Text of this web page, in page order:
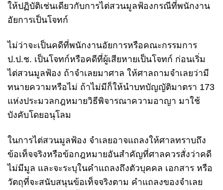
ให้ปฏิบัติเช่นเดียวกับการไต่สวนมูลฟ้องกรณีที่พนักงาน
อัยการเป็นโจทก์
ไม่ว่าจะเป็นคดีที่พนักงานอัยการหรือคณะกรรมการ
ป.ป.ช. เป็นโจทก์หรือคดีที่ผู้เสียหายเป็นโจทก์ ก่อนเริ่ม
ไต่สวนมูลฟ้อง ถ้าจำเลยมาศาล ให้ศาลถามจำเลยว่ามี
ทนายความหรือไม่ ถ้าไม่มีก็ให้นำบทบัญญัติมาตรา 173
แห่งประมวลกฎหมายวิธีพิจารณาความอาญา มาใช้
บังคับโดยอนุโลม
ในการไต่สวนมูลฟ้อง จำเลยอาจแถลงให้ศาลทราบถึง
ข้อเท็จจริงหรือข้อกฎหมายอันสำคัญที่ศาลควรสั่งว่าคดี
ไม่มีมูล และจะระบุในคำแถลงถึงตัวบุคคล เอกสาร หรือ
วัตถุที่จะสนับสนุนข้อเท็จจริงตาม คำแถลงของจำเลย